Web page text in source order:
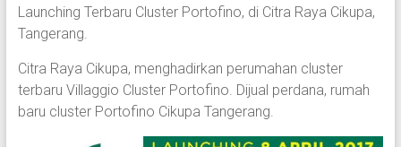
Launching Terbaru Cluster Portofino, di Citra Raya Cikupa,
Tangerang.
Citra Raya Cikupa, menghadirkan perumahan cluster
terbaru Villaggio Cluster Portofino. Dijual perdana, rumah
baru cluster Portofino Cikupa Tangerang.